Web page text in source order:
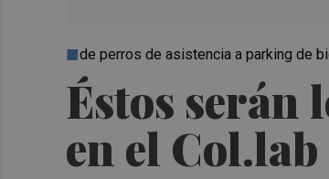
Éstos serán
en el Col.lab
de perros de asistencia a parking de